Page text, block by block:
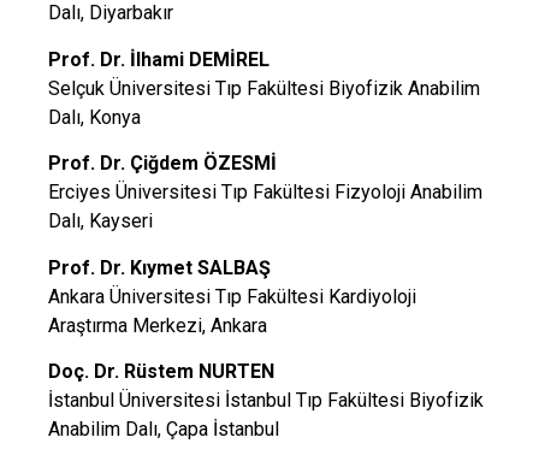
Dalı, Diyarbakır
Prof. Dr. İlhami DEMİREL
Selçuk Üniversitesi Tıp Fakültesi Biyofizik Anabilim
Dalı, Konya
Prof. Dr. Çiğdem ÖZESMİ
Erciyes Üniversitesi Tıp Fakültesi Fizyoloji Anabilim
Dalı, Kayseri
Prof. Dr. Kıymet SALBAŞ
Ankara Üniversitesi Tıp Fakültesi Kardiyoloji
Araştırma Merkezi, Ankara
Doç. Dr. Rüstem NURTEN
İstanbul Üniversitesi İstanbul Tıp Fakültesi Biyofizik
Anabilim Dalı, Çapa İstanbul